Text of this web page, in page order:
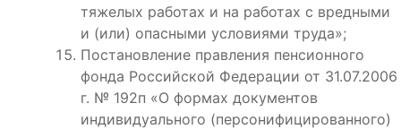
тяжелых работах и на работах с вредными
и (или) опасными условиями труда»;
Постановление правления пенсионного
фонда Российской Федерации от 31.07.2006
г. № 192п «О формах документов
индивидуального (персонифицированного)